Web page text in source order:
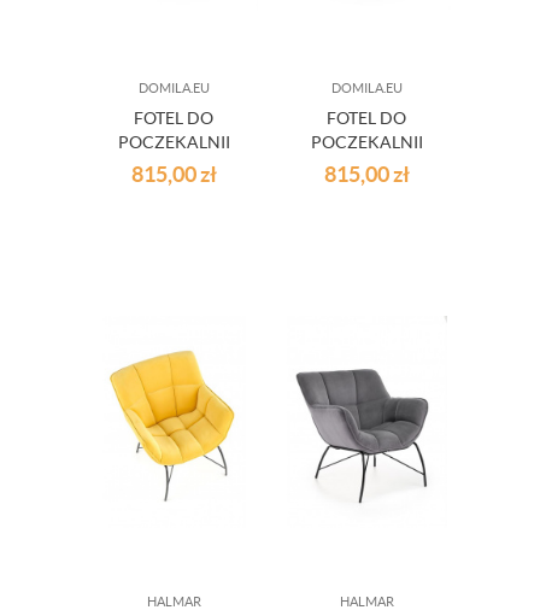
DOMILA.EU
FOTEL DO
POCZEKALNII
RÓŻOWY AMOTI
815,00zł
DOMILA.EU
FOTEL DO
POCZEKALNII
CIEMNA ZIELEŃ
AMOTI
815,00zł
HALMAR HALMAR